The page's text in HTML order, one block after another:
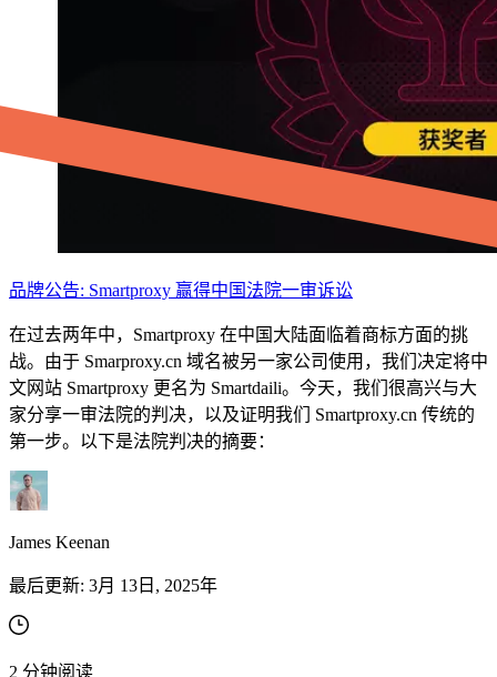
品牌公告: Smartproxy 赢得中国法院一审诉讼
在过去两年中，Smartproxy 在中国大陆面临着商标方面的挑
战。由于 Smarproxy.cn 域名被另一家公司使用，我们决定将中
文网站 Smartproxy 更名为 Smartdaili。今天，我们很高兴与大
家分享一审法院的判决，以及证明我们 Smartproxy.cn 传统的
第一步。以下是法院判决的摘要：
James Keenan
最后更新: 3月 13日, 2025年
2 分钟阅读